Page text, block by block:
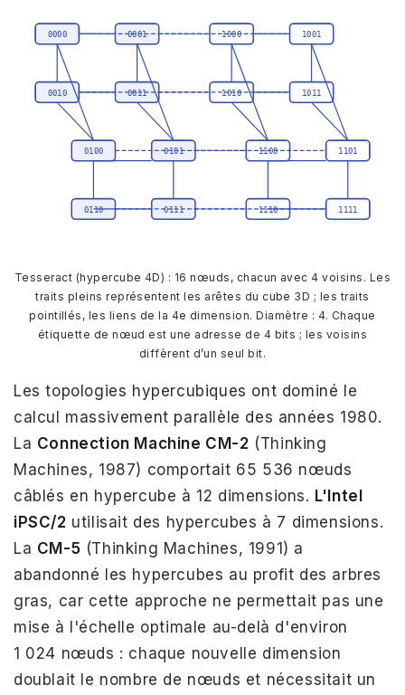
1000 1001
1010 1011
1100 1101
1110 1111
0000 0001
0010 0011
0100 0101
0110 0111
Tesseract (hypercube 4D) : 16 nœuds, chacun avec 4 voisins. Les
traits pleins représentent les arêtes du cube 3D ; les traits
pointillés, les liens de la 4e dimension. Diamètre : 4. Chaque
étiquette de nœud est une adresse de 4 bits ; les voisins
diffèrent d’un seul bit.
Les topologies hypercubiques ont dominé le
calcul massivement parallèle des années 1980.
La Connection Machine CM-2 (Thinking
Machines, 1987) comportait 65 536 nœuds
câblés en hypercube à 12 dimensions. L'Intel
iPSC/2 utilisait des hypercubes à 7 dimensions.
La CM-5 (Thinking Machines, 1991) a
abandonné les hypercubes au profit des arbres
gras, car cette approche ne permettait pas une
mise à l'échelle optimale au-delà d'environ
1 024 nœuds : chaque nouvelle dimension
doublait le nombre de nœuds et nécessitait un